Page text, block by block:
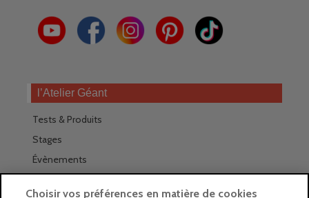
l’Atelier Géant
Tests & Produits
Stages
Évènements
Choisir vos préférences en matière de cookies